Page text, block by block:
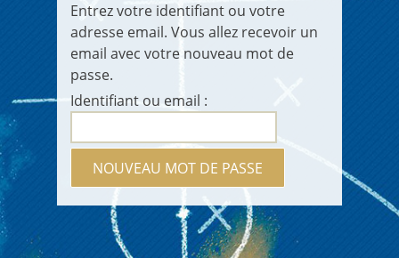
Entrez votre identifiant ou votre
adresse email. Vous allez recevoir un
email avec votre nouveau mot de
passe.
Identifiant ou email :